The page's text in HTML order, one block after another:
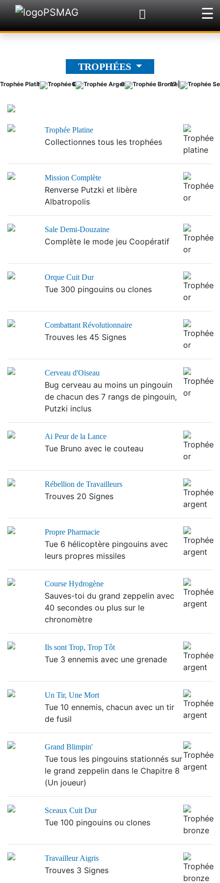
☰
×
TROPHÉES
1 6 6 17 |
Trophée Platine
Collectionnes tous les trophées
Mission Complète
Renverse Putzki et libère
Albatropolis
Sale Demi-Douzaine
Complète le mode jeu Coopératif
Orque Cuit Dur
Tue 300 pingouins ou clones
Combattant Révolutionnaire
Trouves les 45 Signes
Cerveau d'Oiseau
Bug cerveau au moins un pingouin
de chacun des 7 rangs de pingouin,
Putzki inclus
Ai Peur de la Lance
Tue Bruno avec le couteau
Rébellion de Travailleurs
Trouves 20 Signes
Propre Pharmacie
Tue 6 hélicoptère pingouins avec
leurs propres missiles
Course Hydrogène
Sauves-toi du grand zeppelin avec
40 secondes ou plus sur le
chronomètre
Ils sont Trop, Trop Tôt
Tue 3 ennemis avec une grenade
Un Tir, Une Mort
Tue 10 ennemis, chacun avec un tir
de fusil
Grand Blimpin'
Tue tous les pingouins stationnés sur
le grand zeppelin dans le Chapitre 8
(Un joueur)
Sceaux Cuit Dur
Tue 100 pingouins ou clones
Travailleur Aigris
Trouves 3 Signes